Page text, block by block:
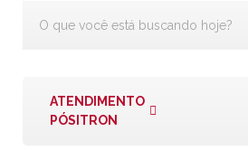
ATENDIMENTO
PÓSITRON